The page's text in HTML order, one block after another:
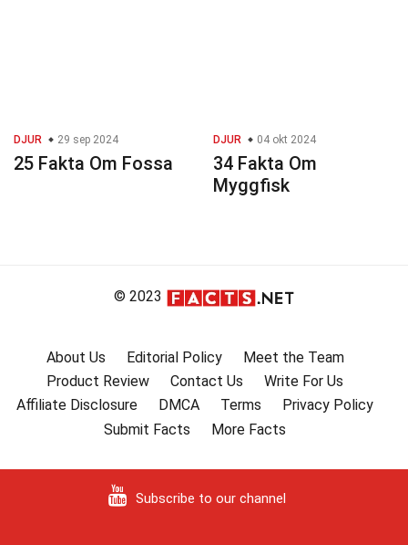
DJUR 29 sep 2024
25 Fakta Om Fossa
DJUR 04 okt 2024
34 Fakta Om
Myggfisk
© 2023
About Us Editorial Policy
Meet the Team
Product Review
Contact Us
Write For Us
Affiliate Disclosure
DMCA Terms
Privacy Policy
Submit Facts
More Facts
Subscribe to our channel